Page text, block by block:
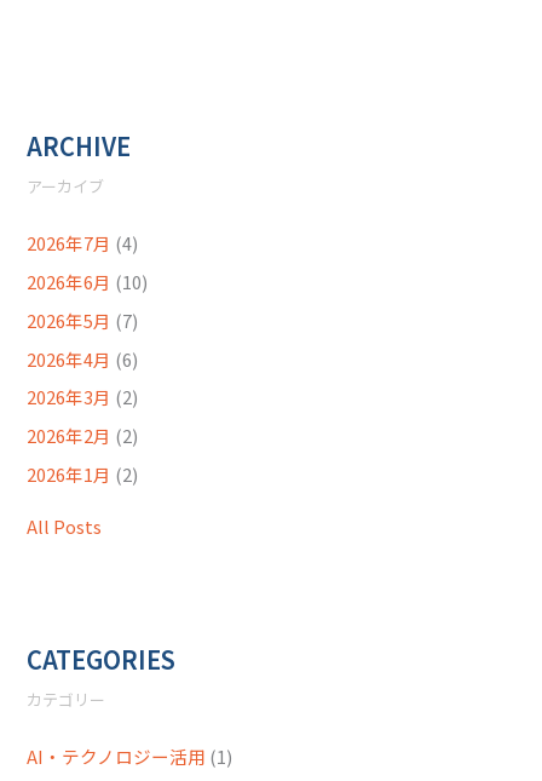
ARCHIVE
アーカイブ
2026年7月 (4)
2026年6月 (10)
2026年5月 (7)
2026年4月 (6)
2026年3月 (2)
2026年2月 (2)
2026年1月 (2)
All Posts
CATEGORIES
カテゴリー
AI・テクノロジー活用 (1)